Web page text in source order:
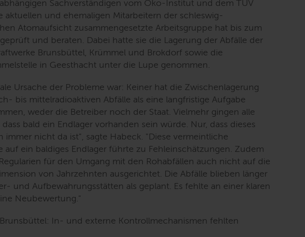
Sachverständigen vom Öko-Institut und dem TÜV
aktuellen und ehemaligen Mitarbeitern der schleswig-
Atomaufsicht zusammengesetzte Arbeitsgruppe hat bis zum
und beraten. Dabei hatte sie die Lagerung der Abfälle der
Brunsbüttel, Krümmel und Brokdorf sowie die
in Geesthacht unter die Lupe genommen.
Ursache der Probleme war: Keiner hat die Zwischenlagerung
bis mittelradioaktiven Abfälle als eine langfristige Aufgabe
weder die Betreiber noch der Staat. Vielmehr gingen alle
dass bald ein Endlager vorhanden sein würde. Nur, dass dieses
immer nicht da ist", sagte Habeck. " Diese vermeintliche
auf ein baldiges Endlager führte zu Fehleinschätzungen. Zudem
für den Umgang mit den Rohabfällen auch nicht auf die
von Jahrzehnten ausgerichtet. Die Abfälle blieben länger
und Aufbewahrungsstätten als geplant. Es fehlte an einer klaren
Neubewertung."
In- und externe Kontrollmechanismen fehlten